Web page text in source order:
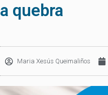
a quebra
Maria Xesús Queimaliños